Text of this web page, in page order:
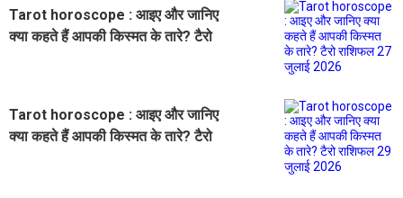
Tarot horoscope : आइए और जानिए
क्या कहते हैं आपकी किस्मत के तारे? टैरो
Tarot horoscope : आइए और जानिए
क्या कहते हैं आपकी किस्मत के तारे? टैरो